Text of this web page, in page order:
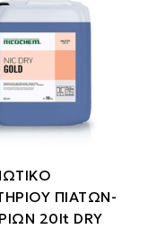
ΠΙΑΤΩΝ-
20lt DRY